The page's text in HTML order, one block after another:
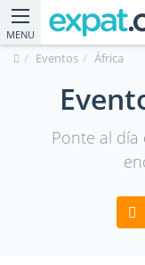
MENU
Eventos África
Ponte al día